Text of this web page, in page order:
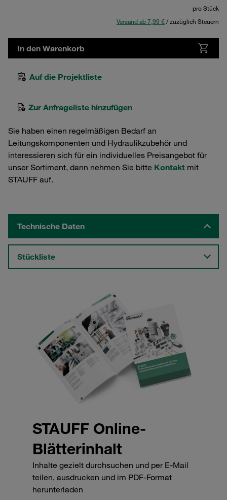
pro Stück
Versand ab 7,99 €/ zuzüglich Steuern
In den Warenkorb
Auf die Projektliste
Zur Anfrageliste hinzufügen
Sie haben einen regelmäßigen Bedarf an
Leitungskomponenten und Hydraulikzubehör und
interessieren sich für ein individuelles Preisangebot für
unser Sortiment, dann nehmen Sie bitte Kontakt mit
STAUFF auf.
Technische Daten
Stückliste
STAUFF Online-
Blätterinhalt
Inhalte gezielt durchsuchen und per E-Mail
teilen, ausdrucken und im PDF-Format
herunterladen